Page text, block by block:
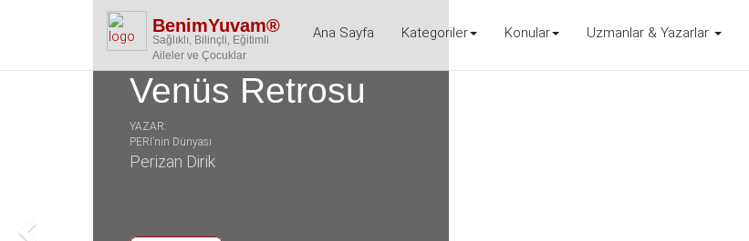
BenimYuvam®
Sağlıklı, Bilinçli, Eğitimli
Aileler ve Çocuklar
Ana Sayfa Kategoriler Konular Uzmanlar & Yazarlar
Venüs Retrosu
YAZAR:
PERİ’nin Dünyası
Perizan Dirik